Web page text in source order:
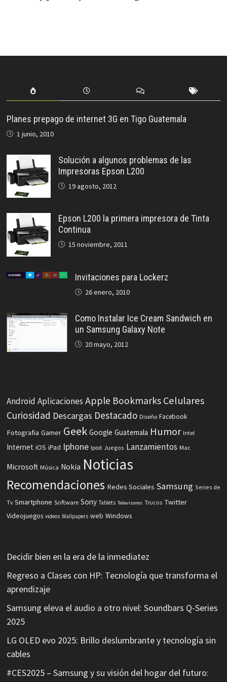
Planes prepago de internet 3G en Tigo Guatemala
1 junio, 2010
Solución a algunos problemas de las
Impresoras Epson L200
19 agosto, 2012
Epson L200 la primera impresora de Tinta
Continua
15 noviembre, 2011
Invitaciones para Lockerz
26 enero, 2010
Como Instalar Ice Cream Sandwich en
un Samsung Galaxy Note
20 mayo, 2012
Android Aplicaciones Apple Bookmarks Celulares
Curiosidad Descargas Destacado Diseño Facebook
Fotografia Gamer Geek Google Guatemala Humor Intel
Internet iOS iPad Iphone Ipod Juegos Lanzamientos Mac
Microsoft Música Nokia Noticias
Recomendaciones Redes Sociales Samsung Series de
Tv Smartphone Software Sony Tablets Televisores Trucos Twitter
Videojuegos videos Wallpapers web Windows
Decidir bien en la era de la inmediatez
Regreso a Clases con HP: Tecnología que transforma el
aprendizaje
Samsung eleva el audio a otro nivel: Soundbars Q-Series
2025
LG OLED evo 2025: Brillo deslumbrante y tecnología sin
cables
#CES2025 – Samsung y su visión del hogar del futuro: